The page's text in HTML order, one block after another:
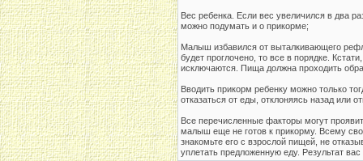
Вес ребенка. Если вес увеличился в два
можно подумать и о прикорме;
Малыш избавился от выталкивающего
будет проглочено, то все в порядке.
исключаются. Пища должна проходить
Вводить прикорм ребенку можно только
отказаться от еды, отклоняясь назад или
Все перечисленные факторы могут
малыш еще не готов к прикорму. Всему
знакомьте его с взрослой пищей, не
уплетать предложенную еду. Результат